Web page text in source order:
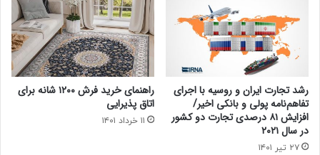
رشد تجارت ایران و روسیه با اجرای
تفاهم‌نامه پولی و بانکی اخیر/
افزایش ۸۱ درصدی تجارت دو کشور
در سال ۲۰۲۱
۲۷ تیر ۱۴۰۱
راهنمای خرید فرش ۱۲۰۰ شانه برای
اتاق پذیرایی
۱۱ خرداد ۱۴۰۱